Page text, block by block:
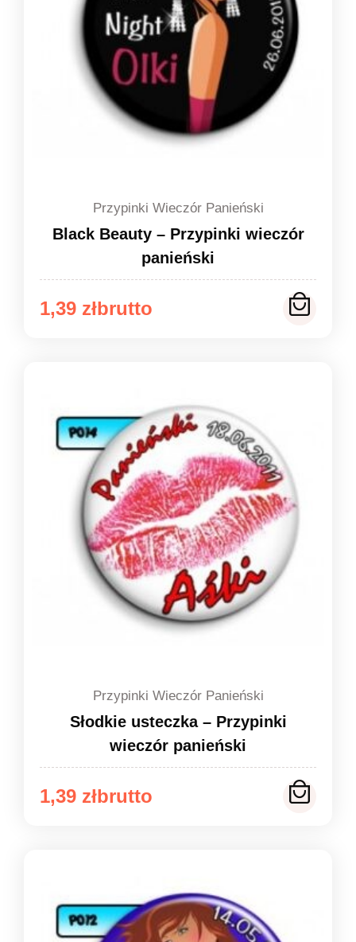
Przypinki Wieczór Panieński
Black Beauty – Przypinki wieczór
panieński
1,39 zł
Zakres
do
1,49 zł
Przypinki Wieczór Panieński
Słodkie usteczka – Przypinki
wieczór panieński
1,39 zł
Zakres
do
1,49 zł